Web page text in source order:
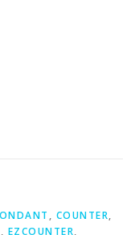
, COUNTER,
, EZCOUNTER,